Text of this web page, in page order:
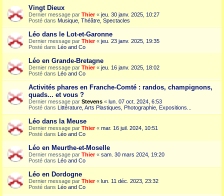
Vingt Dieux
Dernier message par Thier« jeu. 30 janv. 2025, 10:27
Posté dans Musique, Théâtre, Spectacles
Léo dans le Lot-et-Garonne
Dernier message par Thier« jeu. 23 janv. 2025, 19:35
Posté dans Léo and Co
Léo en Grande-Bretagne
Dernier message par Thier« jeu. 16 janv. 2025, 18:02
Posté dans Léo and Co
Activités phares en Franche-Comté : randos, champignons,
quads... et vous ?
Dernier message par Stevens « lun. 07 oct. 2024, 6:53
Posté dans Littérature, Arts Plastiques, Photographie, Expositions...
Léo dans la Meuse
Dernier message par Thier« mar. 16 juil. 2024, 10:51
Posté dans Léo and Co
Léo en Meurthe-et-Moselle
Dernier message par Thier« sam. 30 mars 2024, 19:20
Posté dans Léo and Co
Léo en Dordogne
Dernier message par Thier« lun. 11 déc. 2023, 23:32
Posté dans Léo and Co